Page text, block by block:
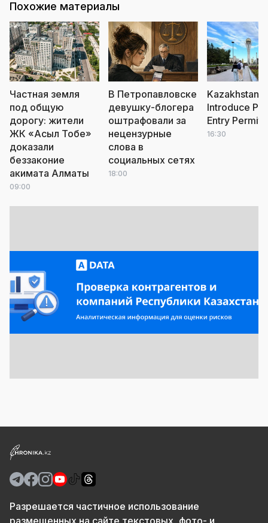
Похожие материалы
Частная земля
под общую
дорогу: жители
ЖК «Асыл Тобе»
доказали
беззаконие
акимата Алматы
09:00
В Петропавловске
девушку-блогера
оштрафовали за
нецензурные
слова в
социальных сетях
18:00
Kazakhstan
Introduce
Entry Permits
16:30
Разрешается частичное использование